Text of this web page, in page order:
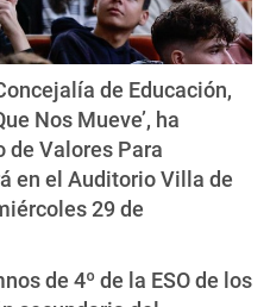
de Educación,
Nos Mueve’, ha
de Valores Para
en el Auditorio Villa de
29 de
de 4º de la ESO de los